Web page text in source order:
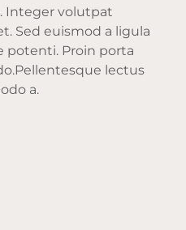
Integer volutpat
Sed euismod a ligula
potenti. Proin porta
lectus
a.